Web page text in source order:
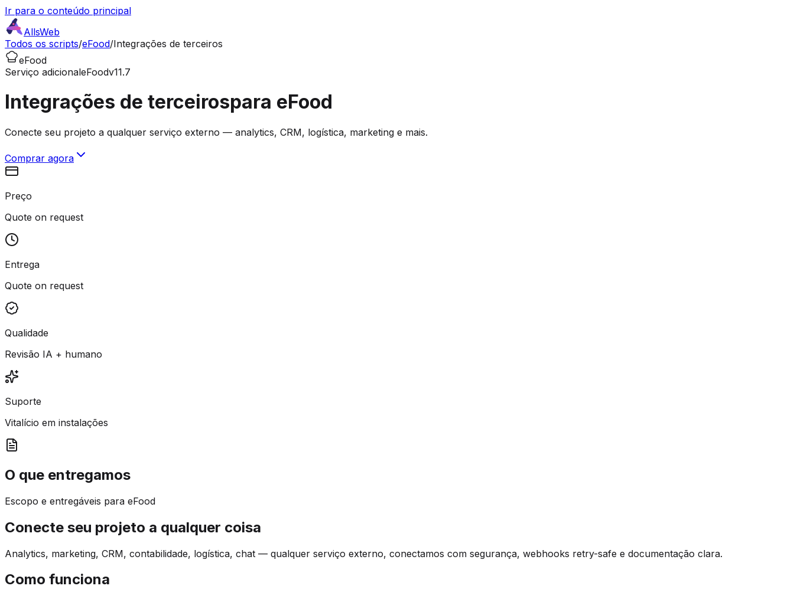
Ir para o conteúdo principal
AllsWeb
Todos os scripts/eFood/Integrações de terceiros
eFood
Serviço adicionaleFoodv11.7
Integrações de terceirospara eFood
Conecte seu projeto a qualquer serviço externo — analytics, CRM, logística, marketing e mais.
Comprar agora
Preço
Quote on request
Entrega
Quote on request
Qualidade
Revisão IA + humano
Suporte
Vitalício em instalações
O que entregamos
Escopo e entregáveis para eFood
Conecte seu projeto a qualquer coisa
Analytics, marketing, CRM, contabilidade, logística, chat — qualquer serviço externo, conectamos com segurança, webhooks retry-safe e documentação clara.
Como funciona